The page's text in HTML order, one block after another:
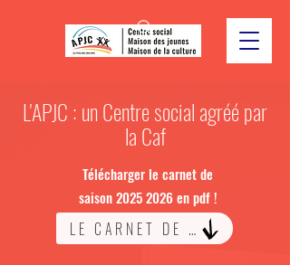
L'APJC : un Centre social agréé par
la Caf
Télécharger le carnet de
saison2025 2026en pdf !
LE CARNET DE SAISON 2025-26